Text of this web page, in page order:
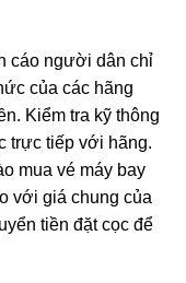
cáo người dân chỉ
của các hãng
Kiểm tra kỹ thông
trực tiếp với hãng.
mua vé máy bay
với giá chung của
tiền đặt cọc để